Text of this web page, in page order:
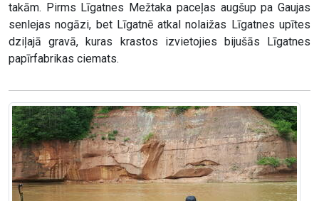
takām. Pirms Līgatnes Mežtaka paceļas augšup pa Gaujas
senlejas nogāzi, bet Līgatnē atkal nolaižas Līgatnes upītes
dziļajā gravā, kuras krastos izvietojies bijušās Līgatnes
papīrfabrikas ciemats.